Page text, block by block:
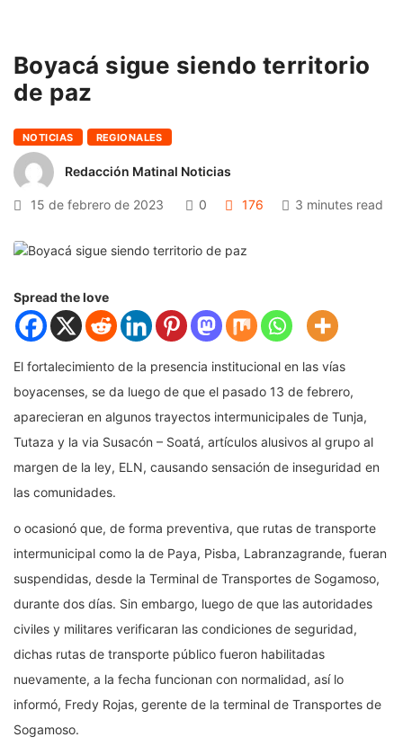
Boyacá sigue siendo territorio
de paz
NOTICIAS REGIONALES
Redacción Matinal Noticias
15 de febrero de 2023 0 176 3 minutes read
Spread the love
El fortalecimiento de la presencia institucional en las vías
boyacenses, se da luego de que el pasado 13 de febrero,
aparecieran en algunos trayectos intermunicipales de Tunja,
Tutaza y la via Susacón – Soatá, artículos alusivos al grupo al
margen de la ley, ELN, causando sensación de inseguridad en
las comunidades.
o ocasionó que, de forma preventiva, que rutas de transporte
intermunicipal como la de Paya, Pisba, Labranzagrande, fueran
suspendidas, desde la Terminal de Transportes de Sogamoso,
durante dos días. Sin embargo, luego de que las autoridades
civiles y militares verificaran las condiciones de seguridad,
dichas rutas de transporte público fueron habilitadas
nuevamente, a la fecha funcionan con normalidad, así lo
informó, Fredy Rojas, gerente de la terminal de Transportes de
Sogamoso.